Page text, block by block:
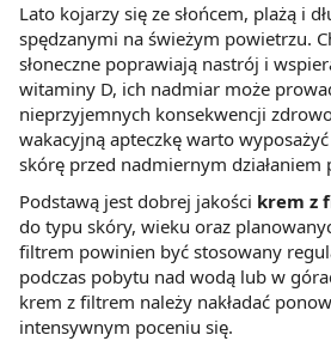
Lato kojarzy się ze słońcem, plażą i
spędzanymi na świeżym powietrzu.
słoneczne poprawiają nastrój i
witaminy D, ich nadmiar może
nieprzyjemnych konsekwencji
wakacyjną apteczkę warto
skórę przed nadmiernym działaniem
Podstawą jest dobrej jakości krem z
do typu skóry, wieku oraz
filtrem powinien być stosowany
podczas pobytu nad wodą lub w
krem z filtrem należy nakładać
intensywnym poceniu się.